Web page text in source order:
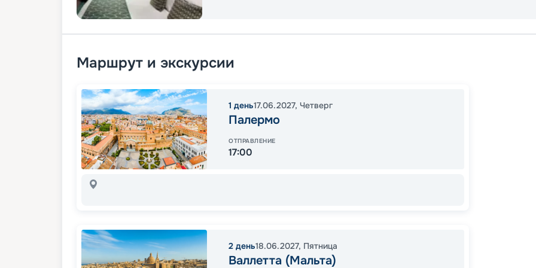
Маршрут и экскурсии
1 день17.06.2027, Четверг
Палермо
ОТПРАВЛЕНИЕ
17:00
2 день18.06.2027, Пятница
Валлетта (Мальта)